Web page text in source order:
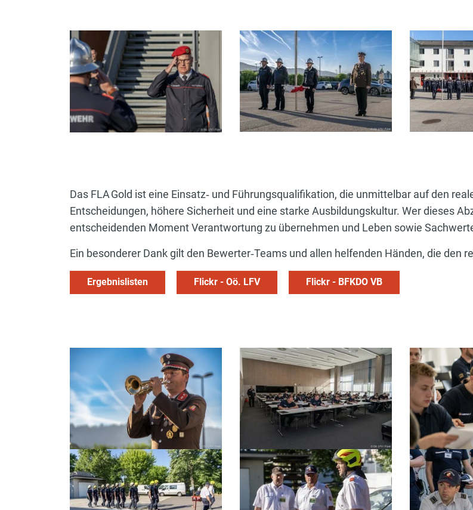
Das FLA Gold ist eine Einsatz‑ und Führungsqualifikation, die unmittelbar auf den
Entscheidungen, höhere Sicherheit und eine starke Ausbildungskultur. Wer dieses
entscheidenden Moment Verantwortung zu übernehmen und Leben sowie
Ein besonderer Dank gilt den Bewerter‑Teams und allen helfenden Händen, die den
Ergebnislisten Flickr - Oö. LFV Flickr - BFKDO VB